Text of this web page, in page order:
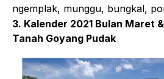
ngemplak, munggu, bungkal,
3. Kalender 2021 Bulan Maret
Tanah Goyang Pudak